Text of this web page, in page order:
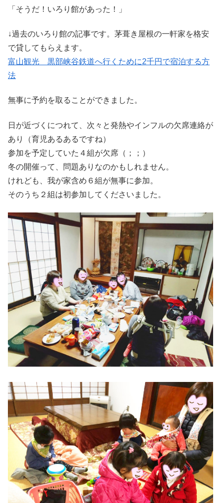
「そうだ！いろり館があった！」
↓過去のいろり館の記事です。茅葺き屋根の一軒家を格安
で貸してもらえます。
富山観光 黒部峡谷鉄道へ行くために2千円で宿泊する方
法
無事に予約を取ることができました。
日が近づくにつれて、次々と発熱やインフルの欠席連絡が
あり（育児あるあるですね）
参加を予定していた４組が欠席（；；）
冬の開催って、問題ありなのかもしれません。
けれども、我が家含め６組が無事に参加。
そのうち２組は初参加してくださいました。